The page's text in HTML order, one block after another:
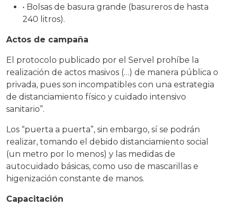
• Bolsas de basura grande (basureros de hasta
240 litros).
Actos de campaña
El protocolo publicado por el Servel prohíbe la
realización de actos masivos (…) de manera pública o
privada, pues son incompatibles con una estrategia
de distanciamiento físico y cuidado intensivo
sanitario”.
Los “puerta a puerta”, sin embargo, sí se podrán
realizar, tomando el debido distanciamiento social
(un metro por lo menos) y las medidas de
autocuidado básicas, como uso de mascarillas e
higenización constante de manos.
Capacitación